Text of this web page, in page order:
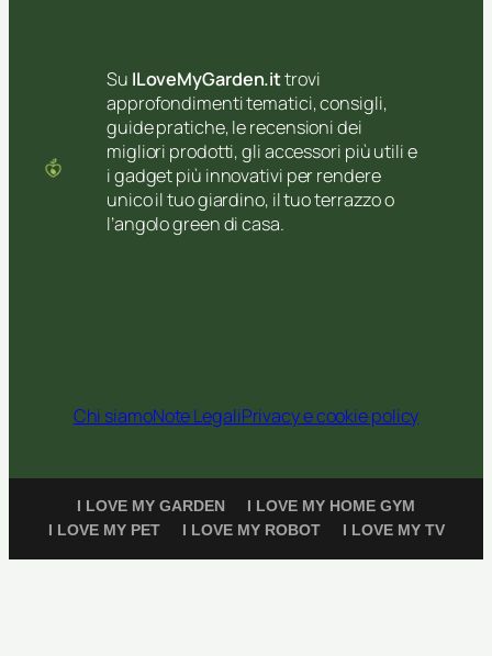
Su ILoveMyGarden.ittrovi
approfondimenti tematici, consigli,
guide pratiche, le recensioni dei
migliori prodotti, gli accessori più utili e
i gadget più innovativi per rendere
unico il tuo giardino, il tuo terrazzo o
l’angolo green di casa.
Chi siamoNote LegaliPrivacy e cookie policy
I LOVE MY GARDEN
I LOVE MY HOME GYM
I LOVE MY PET
I LOVE MY ROBOT I LOVE MY TV